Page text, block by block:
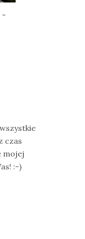
-
czas
mojej
:-)